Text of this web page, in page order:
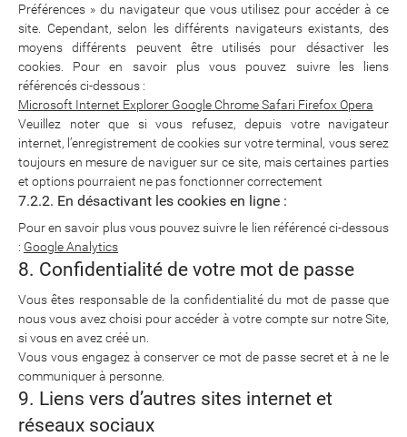
Préférences » du navigateur que vous utilisez pour accéder à ce
site. Cependant, selon les différents navigateurs existants, des
moyens différents peuvent être utilisés pour désactiver les
cookies. Pour en savoir plus vous pouvez suivre les liens
référencés ci-dessous :
Microsoft Internet Explorer Google ChromeSafari Firefox Opera
Veuillez noter que si vous refusez, depuis votre navigateur
internet, l’enregistrement de cookies sur votre terminal, vous serez
toujours en mesure de naviguer sur ce site, mais certaines parties
et options pourraient ne pas fonctionner correctement
7.2.2. En désactivant les cookies en ligne :
Pour en savoir plus vous pouvez suivre le lien référencé ci-dessous
: Google Analytics
8. Confidentialité de votre mot de passe
Vous êtes responsable de la confidentialité du mot de passe que
nous vous avez choisi pour accéder à votre compte sur notre Site,
si vous en avez créé un.
Vous vous engagez à conserver ce mot de passe secret et à ne le
communiquer à personne.
9. Liens vers d’autres sites internet et
réseaux sociaux